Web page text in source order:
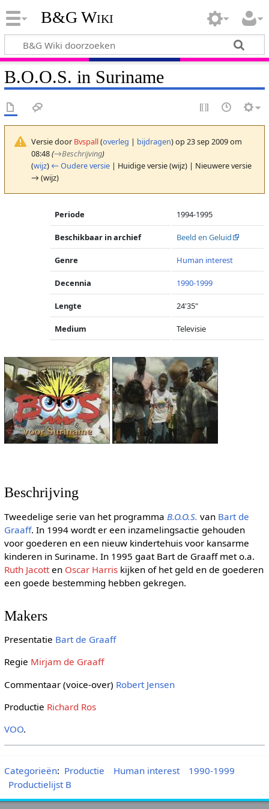
B&G Wiki
B.O.O.S. in Suriname
Versie door Bvspall(overleg | bijdragen)op 23 sep 2009 om
08:48(→Beschrijving)
(wijz) ← Oudere versie| Huidige versie (wijz) | Nieuwere versie
→ (wijz)
Periode 1994-1995
Beschikbaar in archief Beeld en Geluid
Genre Human interest
Decennia 1990-1999
Lengte 24'35"
Medium Televisie
Beschrijving
Tweedelige serie van het programma B.O.O.S. van Bart de
Graaff. In 1994 wordt er een inzamelingsactie gehouden
voor goederen en een nieuw kindertehuis voor kansarme
kinderen in Suriname. In 1995 gaat Bart de Graaff met o.a.
Ruth Jacotten Oscar Harriskijken of het geld en de goederen
een goede bestemming hebben gekregen.
Makers
Presentatie Bart de Graaff
Regie Mirjam de Graaff
Commentaar (voice-over) Robert Jensen
Productie Richard Ros
VOO.
Categorieën: Productie Human interest
1990-1999
Productielijst B